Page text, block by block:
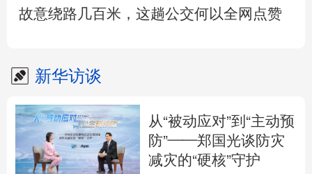
故意绕路几百米，这趟公交何以全网点赞
新华访谈
从“被动应对”到“主动预
防”——郑国光谈防灾
减灾的“硬核”守护